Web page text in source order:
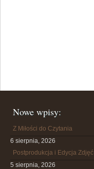
Nowe wpisy:
Z Miłości do Czytania
6 sierpnia, 2026
Postprodukcja i Edycja Zdjęć
5 sierpnia, 2026